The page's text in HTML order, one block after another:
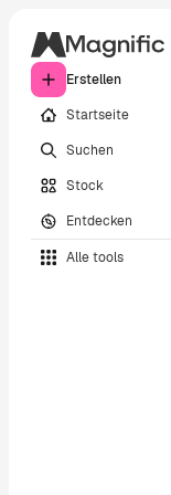
Erstellen
Startseite
Suchen
Stock
Entdecken
Alle tools